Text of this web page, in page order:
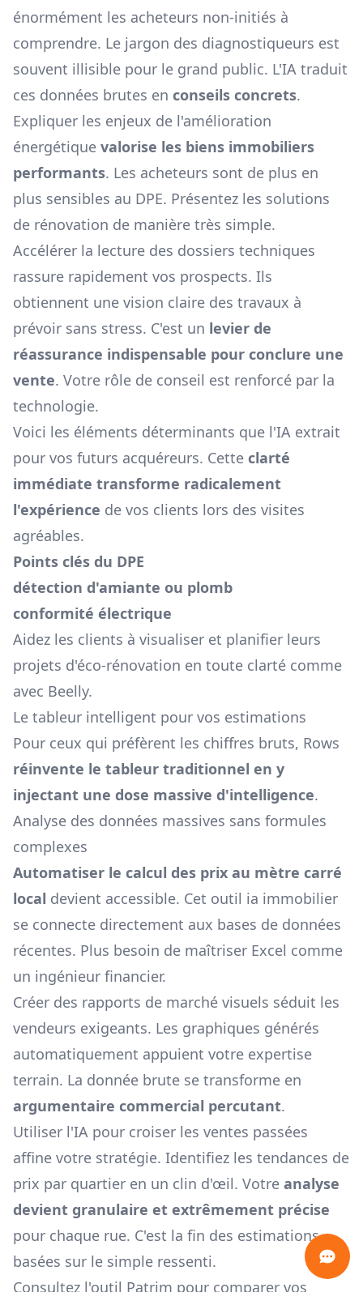
énormément les acheteurs non-initiés à
comprendre. Le jargon des diagnostiqueurs est
souvent illisible pour le grand public. L'IA traduit
ces données brutes en conseils concrets.
Expliquer les enjeux de l'amélioration
énergétique valorise les biens immobiliers
performants. Les acheteurs sont de plus en
plus sensibles au DPE. Présentez les solutions
de rénovation de manière très simple.
Accélérer la lecture des dossiers techniques
rassure rapidement vos prospects. Ils
obtiennent une vision claire des travaux à
prévoir sans stress. C'est un levier de
réassurance indispensable pour conclure une
vente. Votre rôle de conseil est renforcé par la
technologie.
Voici les éléments déterminants que l'IA extrait
pour vos futurs acquéreurs. Cette clarté
immédiate transforme radicalement
l'expérience de vos clients lors des visites
agréables.
Points clés du DPE
détection d'amiante ou plomb
conformité électrique
Aidez les clients à visualiser et planifier leurs
projets d'éco-rénovation en toute clarté comme
avec Beelly.
Le tableur intelligent pour vos estimations
Pour ceux qui préfèrent les chiffres bruts, Rows
réinvente le tableur traditionnel en y
injectant une dose massive d'intelligence.
Analyse des données massives sans formules
complexes
Automatiser le calcul des prix au mètre carré
local devient accessible. Cet outil ia immobilier
se connecte directement aux bases de données
récentes. Plus besoin de maîtriser Excel comme
un ingénieur financier.
Créer des rapports de marché visuels séduit les
vendeurs exigeants. Les graphiques générés
automatiquement appuient votre expertise
terrain. La donnée brute se transforme en
argumentaire commercial percutant.
Utiliser l'IA pour croiser les ventes passées
affine votre stratégie. Identifiez les tendances de
prix par quartier en un clin d'œil. Votre analyse
devient granulaire et extrêmement précise
pour chaque rue. C'est la fin des estimations
basées sur le simple ressenti.
Consultez l'outil Patrim pour comparer vos